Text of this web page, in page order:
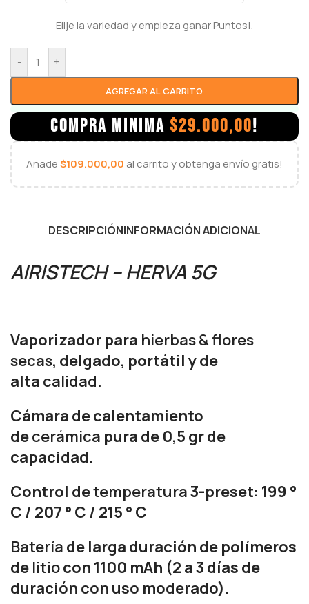
Elije la variedad y empieza ganarPuntos!.
- +
AGREGAR AL CARRITO
COMPRA MINIMA $29.000,00!
Añade$109.000,00 al carrito y obtenga envío gratis!
DESCRIPCIÓNINFORMACIÓN ADICIONAL
AIRISTECH – HERVA 5G
Vaporizador para hierbas & flores
secas, delgado, portátil y de
alta calidad.
Cámara de calentamiento
decerámica pura de 0,5 gr de
capacidad.
Control detemperatura3-preset: 199 °
C / 207 ° C / 215 ° C
Batería de larga duración de polímeros
de litiocon 1100 mAh (2 a 3 días de
duración con uso moderado).